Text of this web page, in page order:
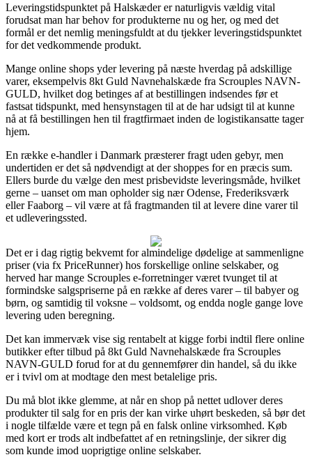
Leveringstidspunktet på Halskæder er naturligvis vældig vital
forudsat man har behov for produkterne nu og her, og med det
formål er det nemlig meningsfuldt at du tjekker leveringstidspunktet
for det vedkommende produkt.
Mange online shops yder levering på næste hverdag på adskillige
varer, eksempelvis 8kt Guld Navnehalskæde fra Scrouples NAVN-
GULD, hvilket dog betinges af at bestillingen indsendes før et
fastsat tidspunkt, med hensynstagen til at de har udsigt til at kunne
nå at få bestillingen hen til fragtfirmaet inden de logistikansatte tager
hjem.
En række e-handler i Danmark præsterer fragt uden gebyr, men
undertiden er det så nødvendigt at der shoppes for en præcis sum.
Ellers burde du vælge den mest prisbevidste leveringsmåde, hvilket
gerne – uanset om man opholder sig nær Odense, Frederiksværk
eller Faaborg – vil være at få fragtmanden til at levere dine varer til
et udleveringssted.
Det er i dag rigtig bekvemt for almindelige dødelige at sammenligne
priser (via fx PriceRunner) hos forskellige online selskaber, og
herved har mange Scrouples e-forretninger været tvunget til at
formindske salgspriserne på en række af deres varer – til babyer og
børn, og samtidig til voksne – voldsomt, og endda nogle gange love
levering uden beregning.
Det kan immervæk vise sig rentabelt at kigge forbi indtil flere online
butikker efter tilbud på 8kt Guld Navnehalskæde fra Scrouples
NAVN-GULD forud for at du gennemfører din handel, så du ikke
er i tvivl om at modtage den mest betalelige pris.
Du må blot ikke glemme, at når en shop på nettet udlover deres
produkter til salg for en pris der kan virke uhørt beskeden, så bør det
i nogle tilfælde være et tegn på en falsk online virksomhed. Køb
med kort er trods alt indbefattet af en retningslinje, der sikrer dig
som kunde imod uoprigtige online selskaber.